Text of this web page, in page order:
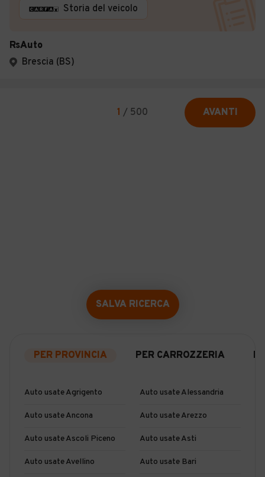
Storia del veicolo
RsAuto
Brescia (BS)
1 / 500 AVANTI
SALVA RICERCA
PER PROVINCIA PER CARROZZERIA
Auto usate Agrigento Auto usate Alessandria
Auto usate Ancona Auto usate Arezzo
Auto usate Ascoli Piceno Auto usate Asti
Auto usate Avellino Auto usate Bari